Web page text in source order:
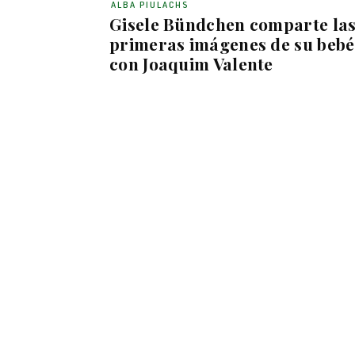
Gisele Bündchen comparte
primeras imágenes de su bebé
con Joaquim Valente
ALBA PIULACHS